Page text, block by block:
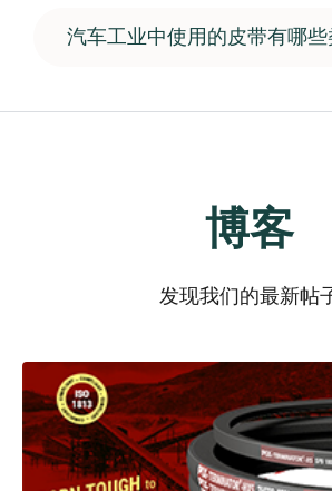
汽车工业中使用的皮带有哪些
博客
发现我们的最新帖